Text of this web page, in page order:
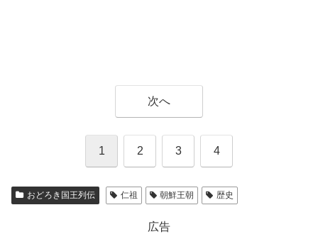
次へ
1 2 3 4
おどろき国王列伝 仁祖 朝鮮王朝 歴史
広告